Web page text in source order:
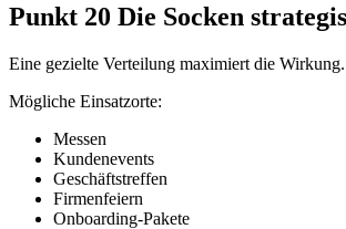
Punkt 20 Die Socken
Eine gezielte Verteilung maximiert die Wirkung.
Mögliche Einsatzorte:
Messen
Kundenevents
Geschäftstreffen
Firmenfeiern
Onboarding-Pakete